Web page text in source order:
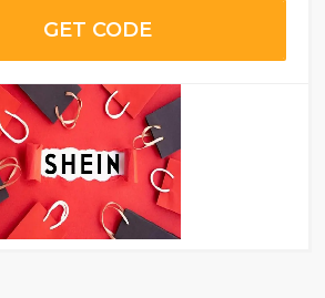
GET CODE